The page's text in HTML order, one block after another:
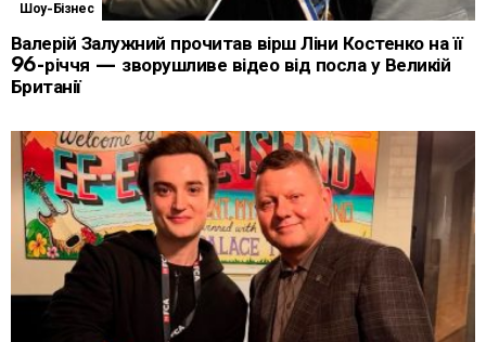
Шоу-Бізнес
Валерій Залужний прочитав вірш Ліни Костенко на її
96-річчя — зворушливе відео від посла у Великій
Британії